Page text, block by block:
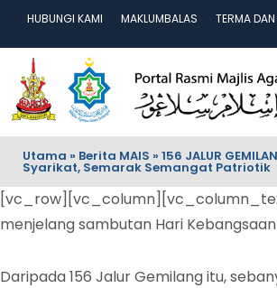
HUBUNGI KAMI MAKLUMBALAS TERMA
Utama » Berita MAIS » 156 JALUR
Syarikat, Semarak Semangat Patriotik
menjelang sambutan Hari
Daripada 156 Jalur Gemilang itu,